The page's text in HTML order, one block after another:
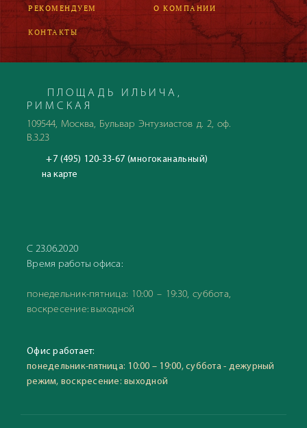
РЕКОМЕНДУЕМ О КОМПАНИИ
КОНТАКТЫ
ПЛОЩАДЬ ИЛЬИЧА,
РИМСКАЯ
109544, Москва, Бульвар Энтузиастов д. 2, оф.
В.3.23
+7 (495) 120-33-67 (многоканальный)
на карте
С 23.06.2020
Время работы офиса:
понедельник-пятница: 10:00 – 19:30, суббота,
воскресение: выходной
Офис работает:
понедельник-пятница: 10:00 – 19:00, суббота - дежурный
режим, воскресение: выходной